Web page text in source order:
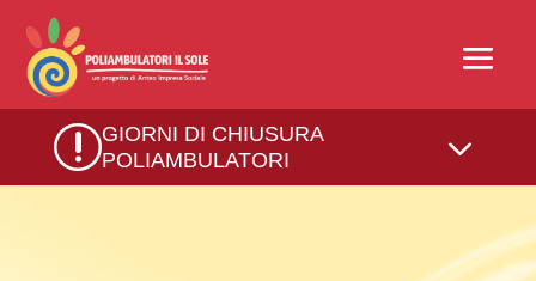
rGIORNI DI CHIUSURA
POLIAMBULATORI
3